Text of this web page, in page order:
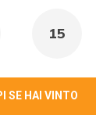
15
SE HAI VINTO